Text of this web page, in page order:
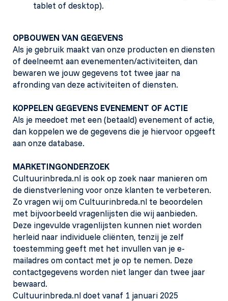
tablet of desktop).
OPBOUWEN VAN GEGEVENS
Als je gebruik maakt van onze producten en diensten
of deelneemt aan evenementen/activiteiten, dan
bewaren we jouw gegevens tot twee jaar na
afronding van deze activiteiten of diensten.
KOPPELEN GEGEVENS EVENEMENT OF ACTIE
Als je meedoet met een (betaald) evenement of actie,
dan koppelen we de gegevens die je hiervoor opgeeft
aan onze database.
MARKETINGONDERZOEK
Cultuurinbreda.nl is ook op zoek naar manieren om
de dienstverlening voor onze klanten te verbeteren.
Zo vragen wij om Cultuurinbreda.nl te beoordelen
met bijvoorbeeld vragenlijsten die wij aanbieden.
Deze ingevulde vragenlijsten kunnen niet worden
herleid naar individuele cliënten, tenzij je zelf
toestemming geeft met het invullen van je e-
mailadres om contact met je op te nemen. Deze
contactgegevens worden niet langer dan twee jaar
bewaard.
Cultuurinbreda.nl doet vanaf 1 januari 2025